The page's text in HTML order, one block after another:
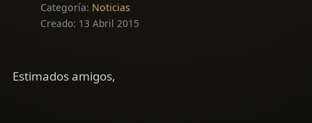
Categoría: Noticias
Creado: 13 Abril 2015
Estimados amigos,